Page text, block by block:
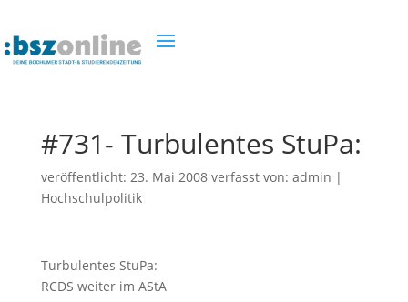
#731- Turbulentes StuPa:
veröffentlicht: 23. Mai 2008verfasst von: admin |
Hochschulpolitik
Turbulentes StuPa:
RCDS weiter im AStA